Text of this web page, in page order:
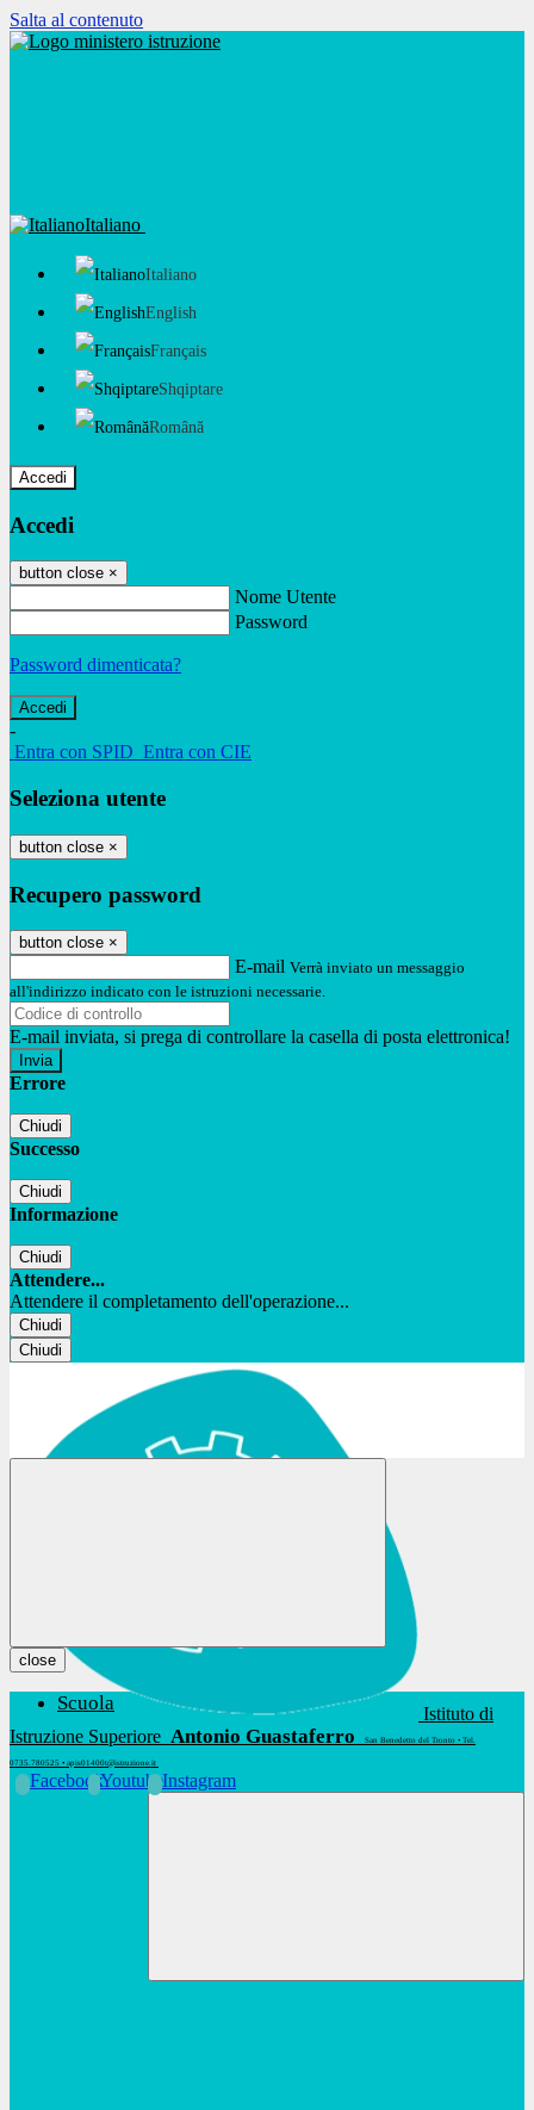
Salta al contenuto
Italiano
Italiano
English
Français
Shqiptare
Română
Accedi
Accedi
button close ×
Nome Utente
Password
Password dimenticata?
-
Entra con SPID Entra con CIE
Seleziona utente
button close ×
Recupero password
button close ×
E-mail Verrà inviato un messaggio
all'indirizzo indicato con le istruzioni necessarie.
E-mail inviata, si prega di controllare la casella di posta elettronica!
Errore
Chiudi
Successo
Chiudi
Informazione
Chiudi
Attendere...
Attendere il completamento dell'operazione...
Chiudi
Chiudi
Istituto di
Istruzione Superiore Antonio Guastaferro San Benedetto del Tronto • Tel.
0735.780525 • apis01400t@istruzione.it
FacebookYoutubeInstagram
close
Scuola